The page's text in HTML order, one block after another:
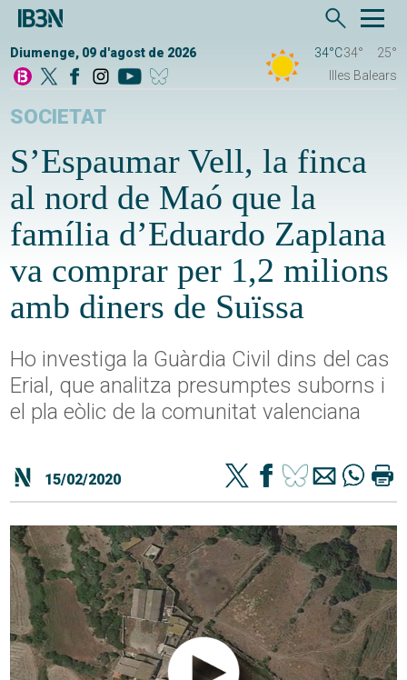
Diumenge, 09 d'agost de 2026 34°C34°
25°
Illes Balears
SOCIETAT
S’Espaumar Vell, la finca
al nord de Maó que la
família d’Eduardo Zaplana
va comprar per 1,2 milions
amb diners de Suïssa
Ho investiga la Guàrdia Civil dins del cas
Erial, que analitza presumptes suborns i
el pla eòlic de la comunitat valenciana
15/02/2020